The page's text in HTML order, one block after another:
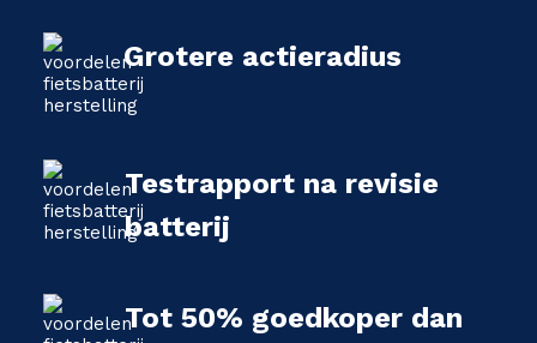
Grotere actieradius
Testrapport na revisie
batterij
Tot 50% goedkoper dan